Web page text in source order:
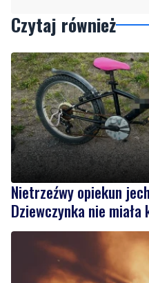
Czytaj również
Nietrzeźwy opiekun
Dziewczynka nie miała